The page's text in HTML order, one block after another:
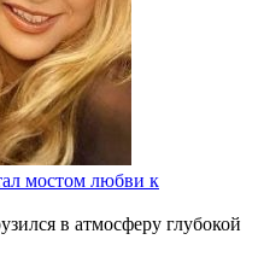
мостом любви к
в атмосферу глубокой